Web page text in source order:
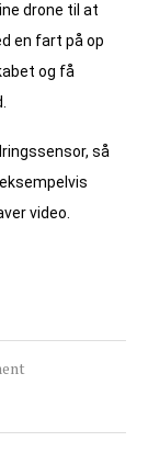
drone til at
en fart på op
og få
så
video.